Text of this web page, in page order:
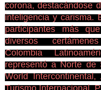
corona, destacándose
inteligencia y carisma.
participantes más
diversos
Colombia
representó a Norte de
World